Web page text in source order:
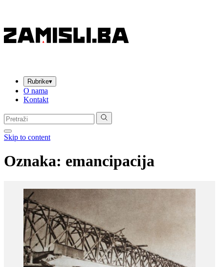
Rubrike▾
O nama
Kontakt
Pretraga:
Skip to content
Oznaka: emancipacija